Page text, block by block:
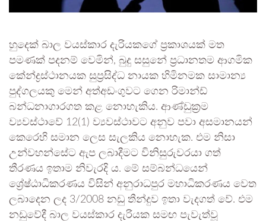
හුදෙක් බාල වයස්කාර දැරියකගේ ප්‍රකාශයක් මත
පමණක් පදනම් වෙමින්, බුදු සසුනේ ප්‍රධානතම ආගමික
කේන්ද්‍රස්ථානයක සුප්‍රසිද්ධ නායක හිමිනමක සාමාන්‍ය
පුද්ගලයකු මෙන් අත්අඩංගුවට ගෙන රිමාන්ඩ්
බන්ධනාගාරගත කළ නොහැකිය. ආණ්ඩුක්‍රම
ව්‍යවස්ථාවේ 12(1) ව්‍යවස්ථාවට අනුව පවා අසමානයන්
කෙරෙහි සමාන ලෙස සැලකිය නොහැක. එම නිසා
උන්වහන්සේට ඇප ලබාදීමට විනිසුරුවරයා ගත්
තීරණය ඉතාම නිවැරදි ය. මේ සම්බන්ධයෙන්
ශ්‍රේෂ්ඨාධිකරණය විසින් අනුරාධපුර මහාධිකරණය වෙත
ලබාදෙන ලද 3/2008 නඩු තීන්දුව ඉතා වැදගත් වේ. එම
නඩුවේදී බාල වයස්කාර දැරියක සමඟ පැවැත්වූ